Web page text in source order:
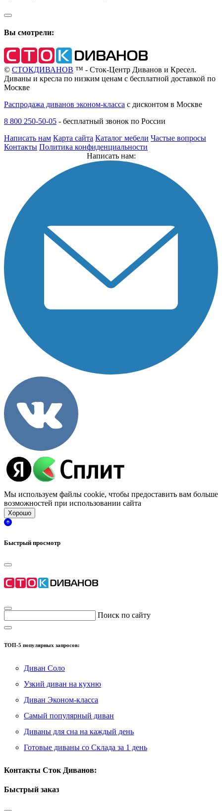
Вы смотрели:
© СТОКДИВАНОВ ™ - Сток-Центр Диванов и Кресел.
Диваны и кресла по низким ценам с бесплатной доставкой по
Москве
Распродажа диванов эконом-класса с дисконтом в Москве
8 800 250-50-05 - бесплатный звонок по России
Написать нам Карта сайта Каталог мебели Частые вопросы
Контакты Политика конфиденциальности
Написать нам:
Мы используем файлы cookie, чтобы предоставить вам больше
возможностей при использовании сайта
Хорошо
Быстрый просмотр
Поиск по сайту
ТОП-5 популярных запросов:
Диван Соло
Узкий диван на кухню
Диван Эконом-класса
Самый популярный диван
Диваны для сна на каждый день
Готовые диваны со Склада за 1 день
Контакты Сток Диванов:
Быстрый заказ